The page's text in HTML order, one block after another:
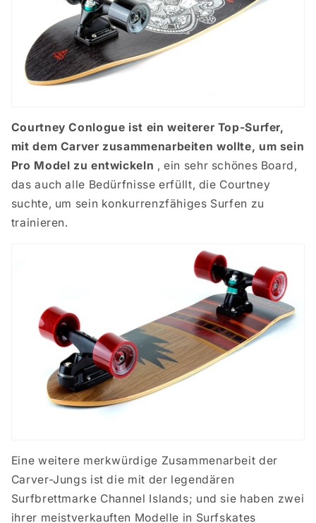
Courtney Conlogue ist ein weiterer Top-Surfer,
mit dem Carver zusammenarbeiten wollte, um sein
Pro Model zu entwickeln , ein sehr schönes Board,
das auch alle Bedürfnisse erfüllt, die Courtney
suchte, um sein konkurrenzfähiges Surfen zu
trainieren.
Eine weitere merkwürdige Zusammenarbeit der
Carver-Jungs ist die mit der legendären
Surfbrettmarke Channel Islands; und sie haben zwei
ihrer meistverkauften Modelle in Surfskates